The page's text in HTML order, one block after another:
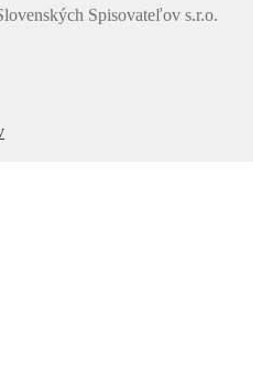
Spisovateľov s.r.o.